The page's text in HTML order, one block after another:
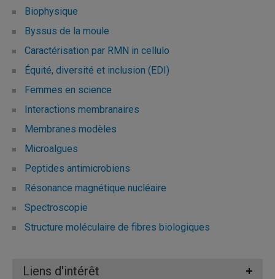
Biophysique
Byssus de la moule
Caractérisation par RMN in cellulo
Équité, diversité et inclusion (EDI)
Femmes en science
Interactions membranaires
Membranes modèles
Microalgues
Peptides antimicrobiens
Résonance magnétique nucléaire
Spectroscopie
Structure moléculaire de fibres biologiques
Liens d'intérêt